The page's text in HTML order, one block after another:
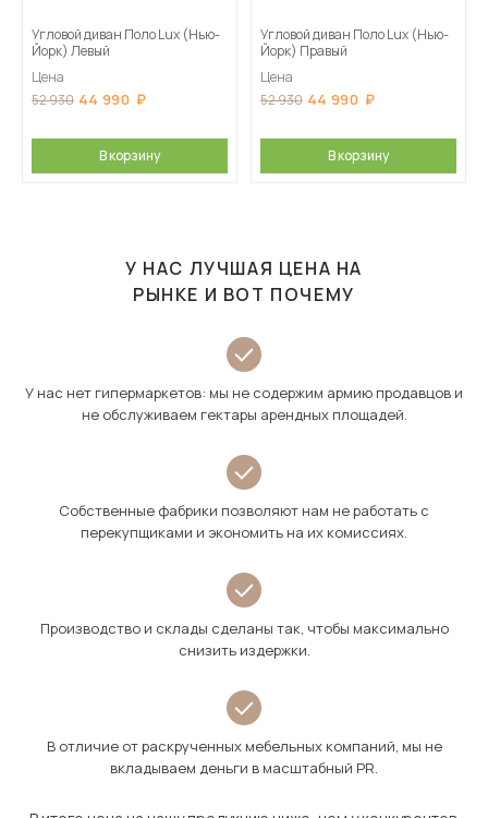
Угловой диван Поло Lux (Нью-
Йорк) Левый
Цена
52 930 44 990
В корзину
Угловой диван Поло Lux (Нью-
Йорк) Правый
Цена
52 930 44 990
В корзину
У НАС ЛУЧШАЯ ЦЕНА НА
РЫНКЕ И ВОТ ПОЧЕМУ
У нас нет гипермаркетов: мы не содержим армию продавцов и
не обслуживаем гектары арендных площадей.
Собственные фабрики позволяют нам не работать с
перекупщиками и экономить на их комиссиях.
Производство и склады сделаны так, чтобы максимально
снизить издержки.
В отличие от раскрученных мебельных компаний, мы не
вкладываем деньги в масштабный PR.